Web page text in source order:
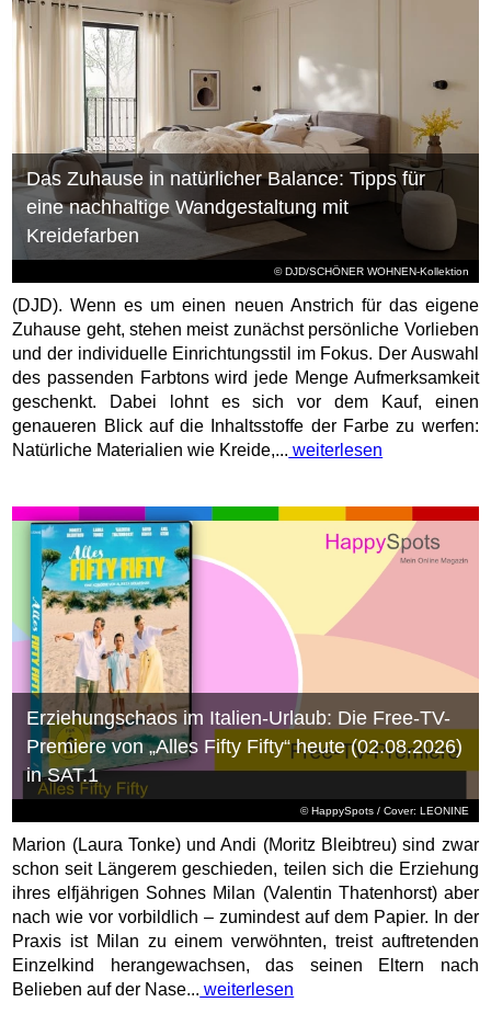
© DJD/SCHÖNER WOHNEN-Kollektion
Das Zuhause in natürlicher Balance: Tipps für
eine nachhaltige Wandgestaltung mit
Kreidefarben
(DJD). Wenn es um einen neuen Anstrich für das eigene
Zuhause geht, stehen meist zunächst persönliche Vorlieben
und der individuelle Einrichtungsstil im Fokus. Der Auswahl
des passenden Farbtons wird jede Menge Aufmerksamkeit
geschenkt. Dabei lohnt es sich vor dem Kauf, einen
genaueren Blick auf die Inhaltsstoffe der Farbe zu werfen:
Natürliche Materialien wie Kreide,... weiterlesen
© HappySpots / Cover: LEONINE
Erziehungschaos im Italien-Urlaub: Die Free-TV-
Premiere von „Alles Fifty Fifty“ heute (02.08.2026)
in SAT.1
Marion (Laura Tonke) und Andi (Moritz Bleibtreu) sind zwar
schon seit Längerem geschieden, teilen sich die Erziehung
ihres elfjährigen Sohnes Milan (Valentin Thatenhorst) aber
nach wie vor vorbildlich – zumindest auf dem Papier. In der
Praxis ist Milan zu einem verwöhnten, treist auftretenden
Einzelkind herangewachsen, das seinen Eltern nach
Belieben auf der Nase... weiterlesen